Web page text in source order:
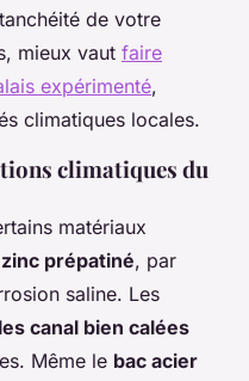
de votre
mieux vaut faire
expérimenté,
climatiques locales.
climatiques du
matériaux
zinc prépatiné, par
saline. Les
canal bien calées
Même le bac acier